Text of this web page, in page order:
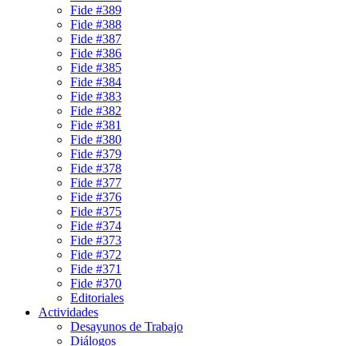
Fide #389
Fide #388
Fide #387
Fide #386
Fide #385
Fide #384
Fide #383
Fide #382
Fide #381
Fide #380
Fide #379
Fide #378
Fide #377
Fide #376
Fide #375
Fide #374
Fide #373
Fide #372
Fide #371
Fide #370
Editoriales
Actividades
Desayunos de Trabajo
Diálogos